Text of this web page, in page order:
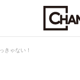
きゃない！